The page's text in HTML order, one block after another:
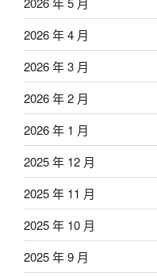
2026 年 4 月
2026 年 3 月
2026 年 2 月
2026 年 1 月
2025 年 12 月
2025 年 11 月
2025 年 10 月
2025 年 9 月